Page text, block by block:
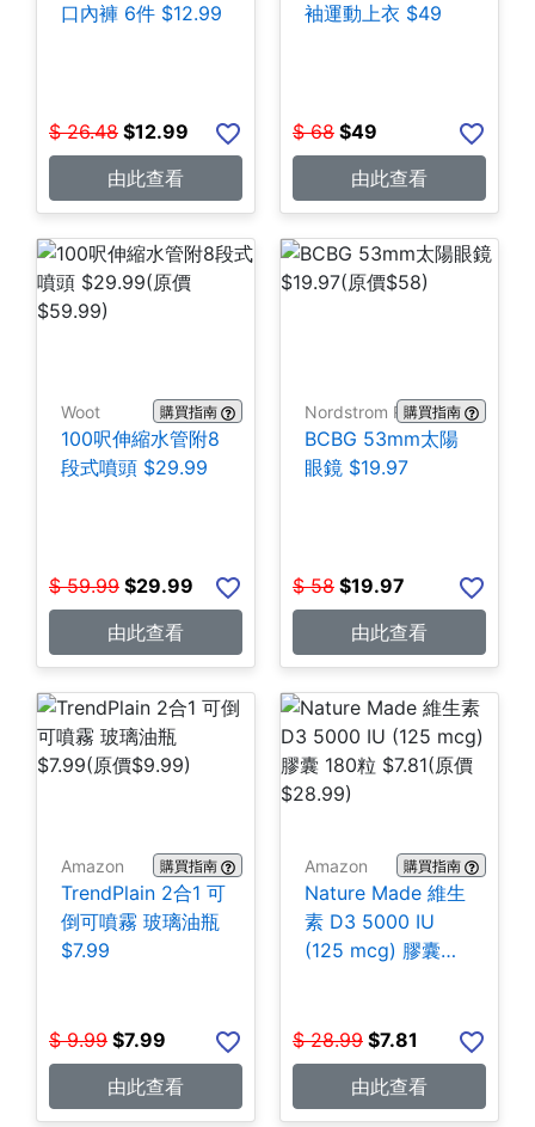
口內褲 6件 $12.99
$ 26.48 $12.99
由此查看
袖運動上衣 $49
$ 68 $49
由此查看
Woot 購買指南
100呎伸縮水管附8
段式噴頭 $29.99
$ 59.99 $29.99
由此查看
Nordstrom Rack購買指南
BCBG 53mm太陽
眼鏡 $19.97
$ 58 $19.97
由此查看
Amazon 購買指南
TrendPlain 2合1 可
倒可噴霧 玻璃油瓶
$7.99
$ 9.99 $7.99
由此查看
Amazon 購買指南
Nature Made 維生
素 D3 5000 IU
(125 mcg) 膠囊
$ 28.99 $7.81
由此查看